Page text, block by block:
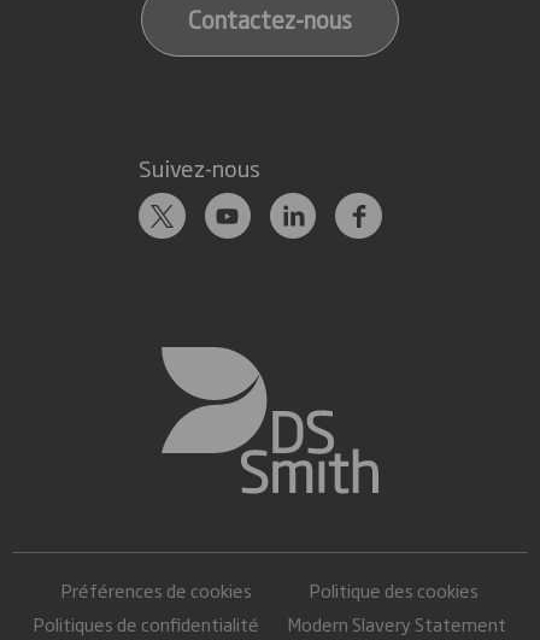
Contactez-nous
Suivez-nous
Préférences de cookies
Politique des cookies
Politiques de confidentialité
Modern Slavery Statement